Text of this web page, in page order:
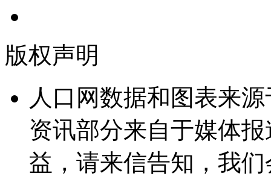
版权声明
人口网数据和图表来
资讯部分来自于媒体
益，请来信告知，我